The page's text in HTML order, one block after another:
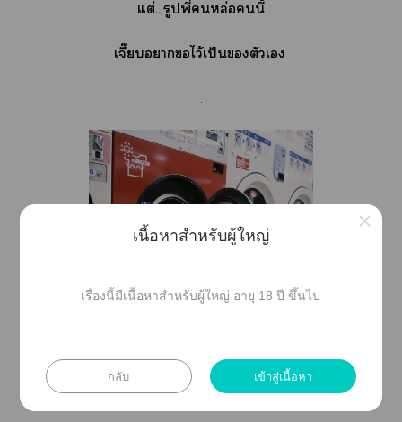
แต่...รูปพี่หล่อนี้
เจี๊ยบาไว้เป็นตัวเ
.
เนื้อหาสำหรับผู้ใหญ่
เรื่องนี้มีเนื้อหาสำหรับผู้ใหญ่ อายุ 18 ปี ขึ้นไป
กลับ เข้าสู่เนื้อหา
×